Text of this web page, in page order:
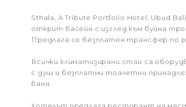
Sthala, A Tribute Portfolio Hotel, Ubud
открит басейн с изглед към буйна
Предлага се безплатен трансфер по
Всички климатизирани стаи са
с душ и безплатни тоалетни
баня.